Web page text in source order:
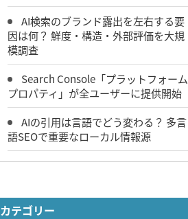
AI検索のブランド露出を左右する要
因は何？ 鮮度・構造・外部評価を大規
模調査
Search Console「プラットフォーム
プロパティ」が全ユーザーに提供開始
AIの引用は言語でどう変わる？ 多言
語SEOで重要なローカル情報源
カテゴリー